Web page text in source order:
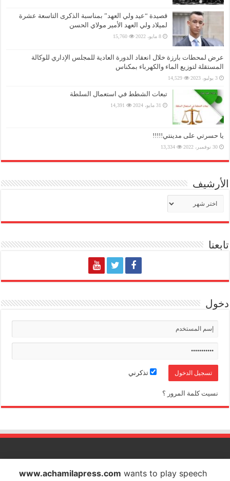
قصيدة “عيد ولي العهد” بمناسبة الذكرى التاسعة عشرة
لميلاد ولي العهد الأمير مولاي الحسن
8 مايو، 2022 15,760
عرض لمحطات بارزة خلال انعقاد الدورة العادية للمجلس الإداري للوكالة
المستقلة لتوزيع الماء والكهرباء بمكناس
3 يوليو، 2023 14,529
تبعات الشطط في استعمال السلطة
31 مايو، 2024 14,391
يا حسرتي على مدينتي!!!!!
30 نوفمبر، 2022 13,334
الأرشيف
تابعنا
دخول
تذكرني
نسيت كلمة المرور ؟
الشاملة بريس تصدر عن شركة الشاملة بريس للاتصال والاشهار
www.achamilapress.com wants to play speech